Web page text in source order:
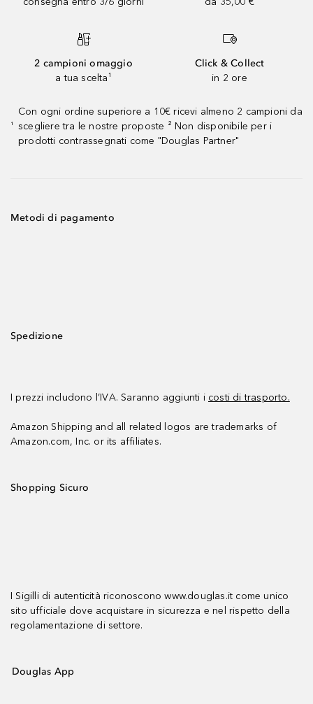
2 campioni omaggio
a tua scelta¹
Click & Collect
in 2 ore
¹
Con ogni ordine superiore a 10€ ricevi almeno 2 campioni da
scegliere tra le nostre proposte ² Non disponibile per i
prodotti contrassegnati come "Douglas Partner"
Metodi di pagamento
Spedizione
I prezzi includono l’IVA. Saranno aggiunti i costi di trasporto.
Amazon Shipping and all related logos are trademarks of
Amazon.com, Inc. or its affiliates.
Shopping Sicuro
I Sigilli di autenticità riconoscono www.douglas.it come unico
sito ufficiale dove acquistare in sicurezza e nel rispetto della
regolamentazione di settore.
Douglas App